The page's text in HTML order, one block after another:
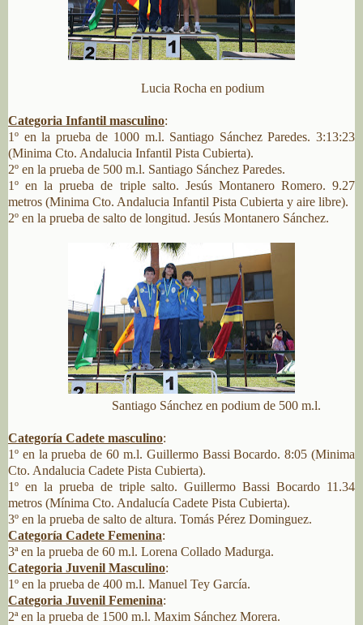
Lucia Rocha en podium
Categoria Infantil masculino:
1º en la prueba de 1000 m.l. Santiago Sánchez Paredes. 3:13:23
(Minima Cto. Andalucia Infantil Pista Cubierta).
2º en la prueba de 500 m.l. Santiago Sánchez Paredes.
1º en la prueba de triple salto. Jesús Montanero Romero. 9.27
metros (Minima Cto. Andalucia Infantil Pista Cubierta y aire libre).
2º en la prueba de salto de longitud. Jesús Montanero Sánchez.
Santiago Sánchez en podium de 500 m.l.
Categoría Cadete masculino:
1º en la prueba de 60 m.l. Guillermo Bassi Bocardo. 8:05 (Minima
Cto. Andalucia Cadete Pista Cubierta).
1º en la prueba de triple salto. Guillermo Bassi Bocardo 11.34
metros (Mínima Cto. Andalucía Cadete Pista Cubierta).
3º en la prueba de salto de altura. Tomás Pérez Dominguez.
Categoría Cadete Femenina:
3ª en la prueba de 60 m.l. Lorena Collado Madurga.
Categoria Juvenil Masculino:
1º en la prueba de 400 m.l. Manuel Tey García.
Categoria Juvenil Femenina:
2ª en la prueba de 1500 m.l. Maxim Sánchez Morera.